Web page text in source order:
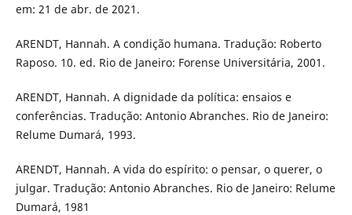
em: 21 de abr. de 2021.
ARENDT, Hannah. A condição humana. Tradução: Roberto
Raposo. 10. ed. Rio de Janeiro: Forense Universitária, 2001.
ARENDT, Hannah. A dignidade da política: ensaios e
conferências. Tradução: Antonio Abranches. Rio de Janeiro:
Relume Dumará, 1993.
ARENDT, Hannah. A vida do espírito: o pensar, o querer, o
julgar. Tradução: Antonio Abranches. Rio de Janeiro: Relume
Dumará, 1981